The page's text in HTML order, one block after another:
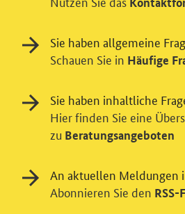
Einwilligung in Tracking
Videodienst
Sie haben allgemeine
Schauen Sie in Häufige
Sie haben inhaltliche
Hier finden Sie eine
zu Beratungsangeboten
An aktuellen Meldungen
Abonnieren Sie den RSS-